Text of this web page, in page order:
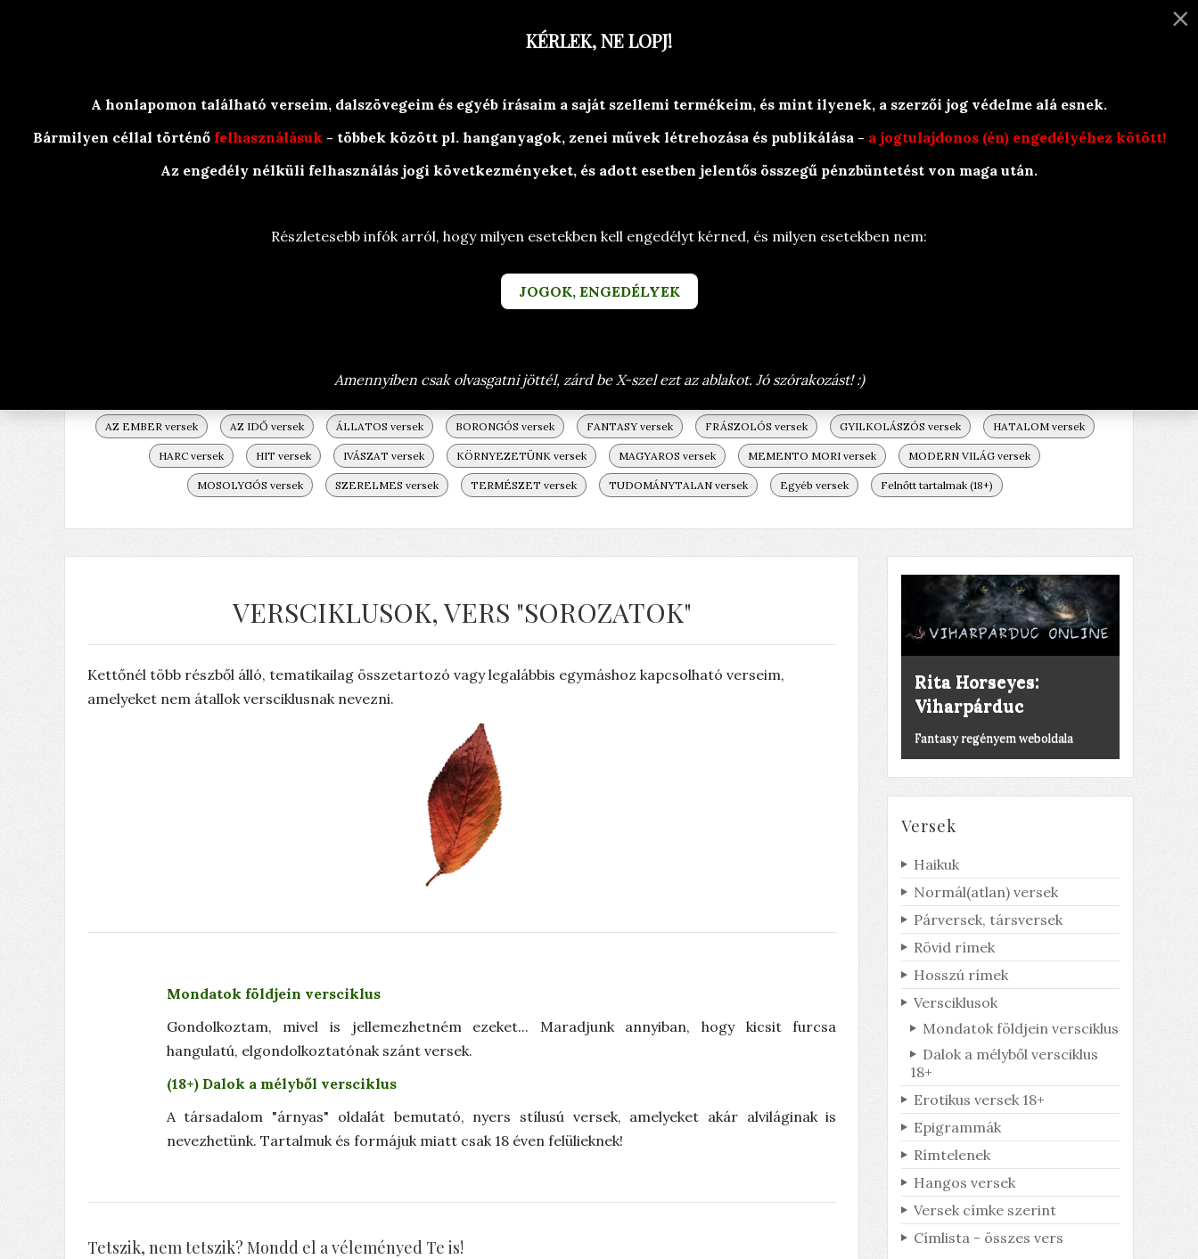
KÉPESSÉGEK
Versek, történetek, egyéb olvasni-valóság-ok
Branyiczky Rita
×
KÉRLEK, NE LOPJ!
A honlapomon található verseim, dalszövegeim és egyéb írásaim a saját szellemi termékeim, és mint ilyenek, a szerzői jog védelme alá esnek.
Bármilyen céllal történő felhasználásuk- többek között pl. hanganyagok, zenei művek létrehozása és publikálása - a jogtulajdonos (én) engedélyéhez kötött!
Az engedély nélküli felhasználás jogi következményeket, és adott esetben jelentős összegű pénzbüntetést von maga után.
Részletesebb infók arról, hogy milyen esetekben kell engedélyt kérned, és milyen esetekben nem:
JOGOK, ENGEDÉLYEK
Amennyiben csak olvasgatni jöttél, zárd be X-szel ezt az ablakot. Jó szórakozást! :)
Vers címkék
AZ EMBER versek AZ IDŐ versek ÁLLATOS versek BORONGÓS versek FANTASY versek FRÁSZOLÓS versek GYILKOLÁSZÓS versek HATALOM versek
HARC versek HIT versek IVÁSZAT versek KÖRNYEZETÜNK versek MAGYAROS versek MEMENTO MORI versek MODERN VILÁG versek
MOSOLYGÓS versek SZERELMES versek TERMÉSZET versek TUDOMÁNYTALAN versek Egyéb versek Felnőtt tartalmak (18+)
VERSCIKLUSOK, VERS "SOROZATOK"
Kettőnél több részből álló, tematikailag összetartozó vagy legalábbis egymáshoz kapcsolható verseim,
amelyeket nem átallok versciklusnak nevezni.
Mondatok földjein versciklus
Gondolkoztam, mivel is jellemezhetném ezeket... Maradjunk annyiban, hogy kicsit furcsa
hangulatú, elgondolkoztatónak szánt versek.
(18+) Dalok a mélyből versciklus
A társadalom "árnyas" oldalát bemutató, nyers stílusú versek, amelyeket akár alviláginak is
nevezhetünk. Tartalmuk és formájuk miatt csak 18 éven felülieknek!
Tetszik, nem tetszik? Mondd el a véleményed Te is!
A halott ember
Rita Horseyes:
Viharpárduc
Fantasy regényem weboldala
Derült égből
pingpong
Honnan jött a labda?
Versek
Haikuk
Normál(atlan) versek
Párversek, társversek
Rövid rímek
Hosszú rímek
Versciklusok
Mondatok földjein versciklus
Dalok a mélyből versciklus
18+
Erotikus versek 18+
Epigrammák
Rímtelenek
Hangos versek
Versek címke szerint
Címlista - összes vers